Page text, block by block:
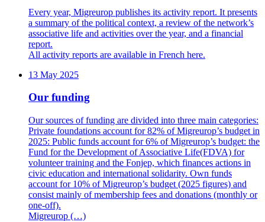
Every year, Migreurop publishes its activity report. It presents
a summary of the political context, a review of the network’s
associative life and activities over the year, and a financial
report.
All activity reports are available in French here.
13 May 2025
Our funding
Our sources of funding are divided into three main categories:
Private foundations account for 82% of Migreurop’s budget in
2025: Public funds account for 6% of Migreurop’s budget: the
Fund for the Development of Associative Life(FDVA) for
volunteer training and the Fonjep, which finances actions in
civic education and international solidarity. Own funds
account for 10% of Migreurop’s budget (2025 figures) and
consist mainly of membership fees and donations (monthly or
one-off).
Migreurop (…)